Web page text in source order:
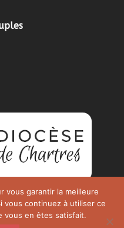
vous garantir la meilleure
vous continuez à utiliser ce
vous en êtes satisfait.